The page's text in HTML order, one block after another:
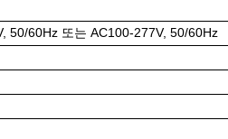
50/60Hz 또는 AC100-277V, 50/60Hz